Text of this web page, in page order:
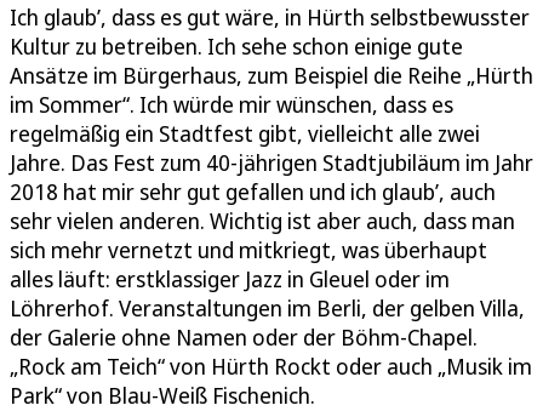
Ich glaub’, dass es gut wäre, in Hürth selbstbewusster
Kultur zu betreiben. Ich sehe schon einige gute
Ansätze im Bürgerhaus, zum Beispiel die Reihe „Hürth
im Sommer“. Ich würde mir wünschen, dass es
regelmäßig ein Stadtfest gibt, vielleicht alle zwei
Jahre. Das Fest zum 40-jährigen Stadtjubiläum im Jahr
2018 hat mir sehr gut gefallen und ich glaub’, auch
sehr vielen anderen. Wichtig ist aber auch, dass man
sich mehr vernetzt und mitkriegt, was überhaupt
alles läuft: erstklassiger Jazz in Gleuel oder im
Löhrerhof. Veranstaltungen im Berli, der gelben Villa,
der Galerie ohne Namen oder der Böhm-Chapel.
„Rock am Teich“ von Hürth Rockt oder auch „Musik im
Park“ von Blau-Weiß Fischenich.